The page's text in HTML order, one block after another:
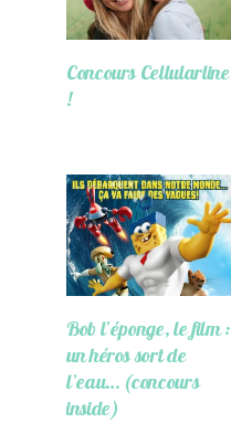
Concours Cellularline
!
Bob l’éponge, le film :
un héros sort de
l’eau… (concours
inside)